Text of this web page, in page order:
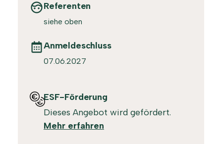
ESF-Förderung
Dieses Angebot wird gefördert.
Mehr erfahren
Anmeldeschluss
07.06.2027
Referenten
siehe oben